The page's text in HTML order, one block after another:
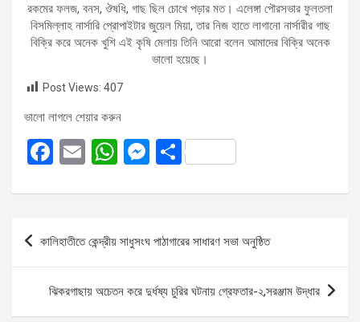
রকমের ফলজ, বনস, ঔষধি, গাছ ছিল চোখে পড়ার মত। এলেঙ্গা পৌরসভার ফুলতলা
বিসমিল্লাহ নার্সারি প্রোপাইটার জুয়েল মিয়া, তার নিজ হাতে লাগানো নার্সারীর গাছ
বিক্রি করে অনেক খুশি এই কৃষি মেলায় তিনি আরো বলেন আমাদের বিক্রি অনেক
ভালো হয়েছে।
Post Views: 407
ভালো লাগলে শেয়ার করুন
F
ce
b
o
o
k
E
ail
W
at
A
p
p
M
se
n
g
er
S
ar
Post
navigation
কালিহাতীতে কেন্দ্রীয় সাধুসংঘ পাঠাগারের সাধারণ সভা অনুষ্ঠিত
ঝিকরগাছায় অচেতন করে দুর্ধষ্য চুরির ঘটনায় গ্রেফতার-২,সরঞ্জাম উদ্ধার